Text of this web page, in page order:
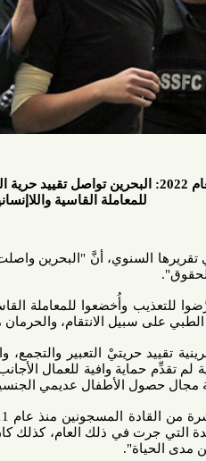
الدولية" في تقريرها لعام 2022: البحرين تواصل تقييد
القاسية واللاإنسانية
للمعاملة القاسية
الانتقام، والحرمان من الاتصال
التعبير والتجمع، واحتجاز
وافية للعمال الأجانب من
الأطفال عديمي الجنسية على
وتابعت قائلة:
في ذلك العام، كذلك كان شأن